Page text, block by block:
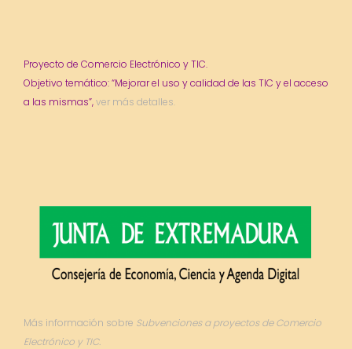
Proyecto de Comercio Electrónico y TIC.
Objetivo temático: “Mejorar el uso y calidad de las TIC y el acceso
a las mismas”,ver más detalles.
Más información sobre Subvenciones a proyectos de Comercio
Electrónico y TIC.